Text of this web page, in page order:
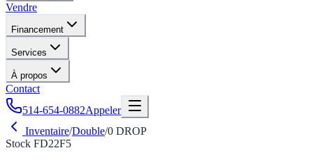
Vendre
Financement
Services
À propos
Contact
514-654-0882Appeler
Inventaire/Double/0 DROP
Stock FD22F5